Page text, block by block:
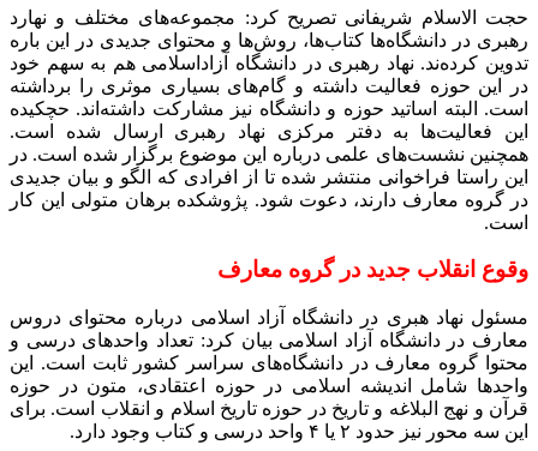
حجت الاسلام شریفانی تصریح کرد: مجموعه‌های مختلف و نهارد
رهبری در دانشگاه‌ها کتاب‌ها، روش‌ها و محتوای جدیدی در این باره
تدوین کرده‌ند. نهاد رهبری در دانشگاه آزاداسلامی هم به سهم خود
در این حوزه فعالیت داشته و گام‌های بسیاری موثری را برداشته
است. البته اساتید حوزه و دانشگاه نیز مشارکت داشته‌اند. حچکیده
این فعالیت‌ها به دفتر مرکزی نهاد رهبری ارسال شده است.
همچنین نشست‌های علمی درباره این موضوع برگزار شده است. در
این راستا فراخوانی منتشر شده تا از افرادی که الگو و بیان جدیدی
در گروه معارف دارند، دعوت شود. پژوشکده برهان متولی این کار
است.
وقوع انقلاب جدید در گروه معارف
مسئول نهاد هبری در دانشگاه آزاد اسلامی درباره محتوای دروس
معارف در دانشگاه آزاد اسلامی بیان کرد: تعداد واحدهای درسی و
محتوا گروه معارف در دانشگاه‌های سراسر کشور ثابت است. این
واحدها شامل اندیشه اسلامی در حوزه اعتقادی، متون در حوزه
قرآن و نهج البلاغه و تاریخ در حوزه تاریخ اسلام و انقلاب است. برای
این سه محور نیز حدود ۲ یا ۴ واحد درسی و کتاب‌ وجود دارد.